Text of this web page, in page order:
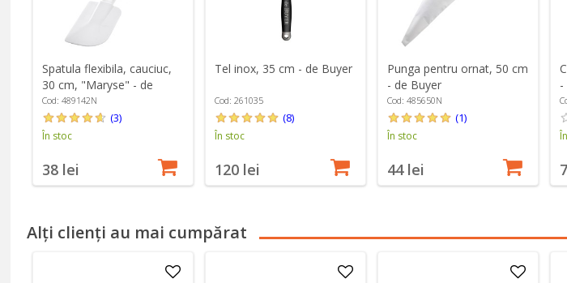
Spatula flexibila, cauciuc,
30 cm, "Maryse" - de
Buyer
Cod: 489142N
(3)
În stoc
38 lei
Tel inox, 35 cm - de Buyer
Cod: 261035
(8)
În stoc
120 lei
Punga pentru ornat, 50 cm
- de Buyer
Cod: 485650N
(1)
În stoc
44 lei
-
Alți clienți au mai cumpărat